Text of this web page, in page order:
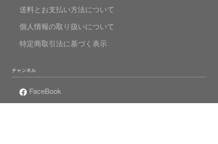
送料とお支払い方法について
個人情報の取り扱いについて
特定商取引法に基づく表示
チャンネル
FaceBook